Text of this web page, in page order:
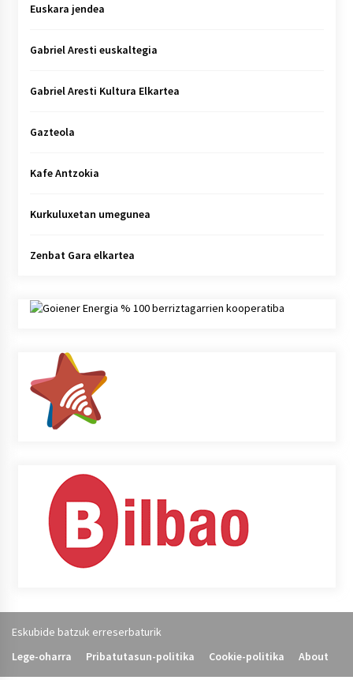
Euskara jendea
Gabriel Aresti euskaltegia
Gabriel Aresti Kultura Elkartea
Gazteola
Kafe Antzokia
Kurkuluxetan umegunea
Zenbat Gara elkartea
Eskubide batzuk erreserbaturik
Lege-oharra
Pribatutasun-politika Cookie-politika About